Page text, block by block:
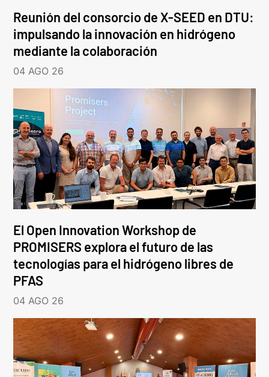
Reunión del consorcio de X-SEED en DTU:
impulsando la innovación en hidrógeno
mediante la colaboración
04 AGO 26
El Open Innovation Workshop de
PROMISERS explora el futuro de las
tecnologías para el hidrógeno libres de
PFAS
04 AGO 26